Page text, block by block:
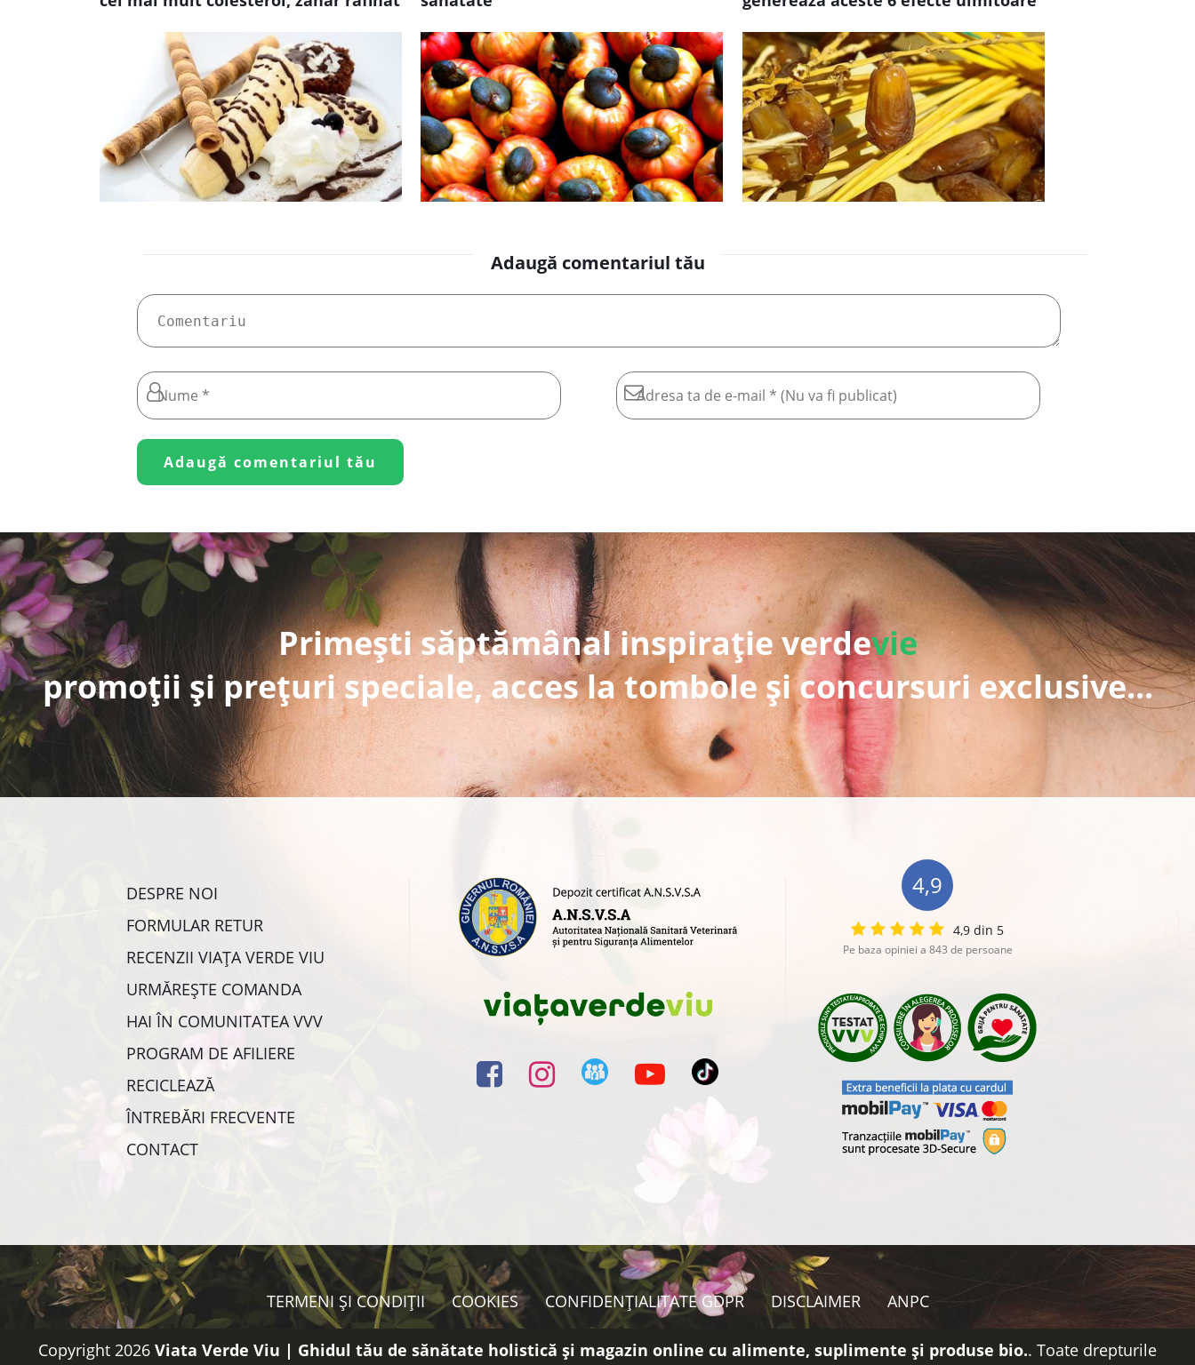
Adaugă comentariul tău
Primești săptămânal inspirație verdevie
promoții și prețuri speciale, acces la tombole și concursuri exclusive...
DESPRE NOI
FORMULAR RETUR
RECENZII VIAȚA VERDE VIU
URMĂREȘTE COMANDA
HAI ÎN COMUNITATEA VVV
PROGRAM DE AFILIERE
RECICLEAZĂ
ÎNTREBĂRI FRECVENTE
CONTACT
4,9
4,9 din 5
Pe baza opiniei a 843 de persoane
TERMENI ȘI CONDIȚII COOKIES CONFIDENȚIALITATE GDPR DISCLAIMER ANPC
Copyright 2026 Viata Verde Viu | Ghidul tău de sănătate holistică și magazin online cu alimente, suplimente și produse bio.. Toate drepturile